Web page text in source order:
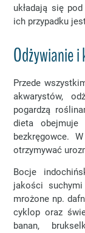
układają się
ich przypadku
Odżywianie
Przede
akwarystów,
pogardzą
dieta
bezkręgowce.
otrzymywać
Bocje
jakości
mrożone np.
cyklop oraz
banan,